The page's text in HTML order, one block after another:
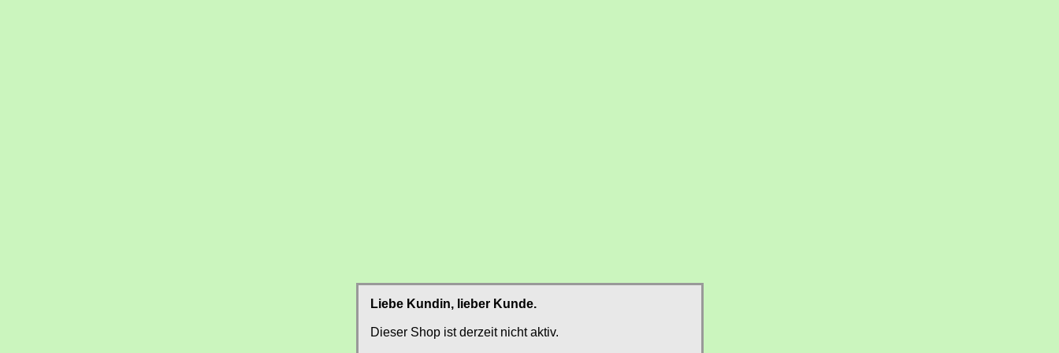
Liebe Kundin, lieber Kunde.
Dieser Shop ist derzeit nicht aktiv.